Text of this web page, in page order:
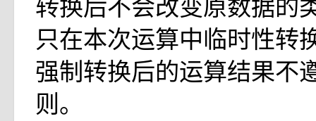
只在本次运算中临时性转
强制转换后的运算结果不
则。